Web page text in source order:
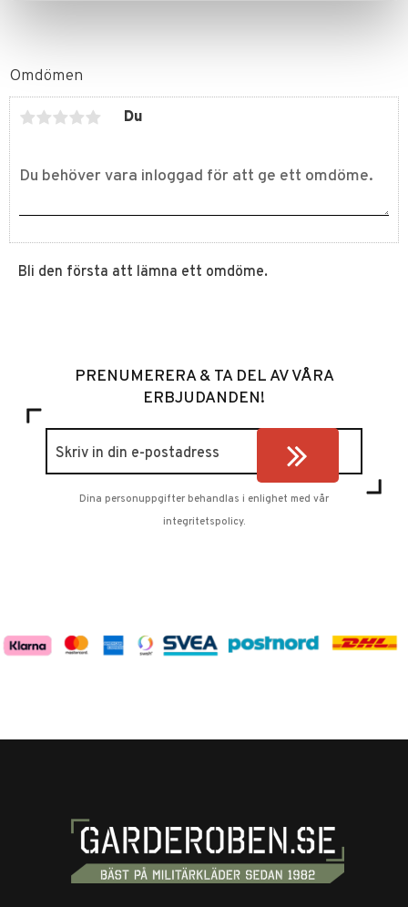
Omdömen
Du
Bli den första att lämna ett omdöme.
PRENUMERERA & TA DEL AV VÅRA
ERBJUDANDEN!
Dina personuppgifter behandlas i enlighet med vår
integritetspolicy.